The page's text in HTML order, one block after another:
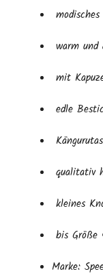
warm und
mit
edle
qualitativ
kleines
bis
Marke: